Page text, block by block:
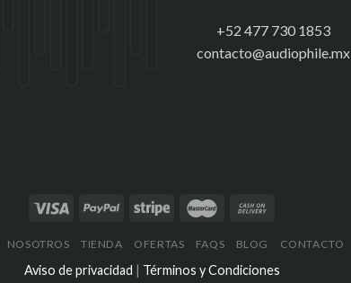
+52 477 730 1853
contacto@audiophile.mx
NOSOTROS TIENDA OFERTAS FAQS BLOG CONTACTO
Aviso de privacidad | Términos y Condiciones